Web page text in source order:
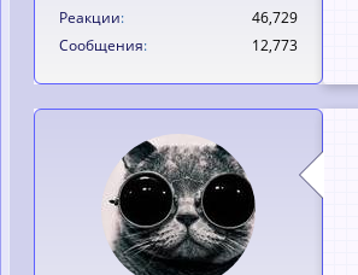
Реакции
46,729
Сообщения
12,773